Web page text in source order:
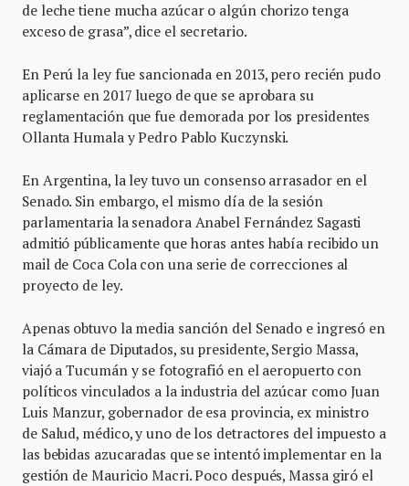
de leche tiene mucha azúcar o algún chorizo tenga
exceso de grasa”, dice el secretario.
En Perú la ley fue sancionada en 2013, pero recién pudo
aplicarse en 2017 luego de que se aprobara su
reglamentación que fue demorada por los presidentes
Ollanta Humala y Pedro Pablo Kuczynski.
En Argentina, la ley tuvo un consenso arrasador en el
Senado. Sin embargo, el mismo día de la sesión
parlamentaria la senadora Anabel Fernández Sagasti
admitió públicamente que horas antes había recibido un
mail de Coca Cola con una serie de correcciones al
proyecto de ley.
Apenas obtuvo la media sanción del Senado e ingresó en
la Cámara de Diputados, su presidente, Sergio Massa,
viajó a Tucumán y se fotografió en el aeropuerto con
políticos vinculados a la industria del azúcar como Juan
Luis Manzur, gobernador de esa provincia, ex ministro
de Salud, médico, y uno de los detractores del impuesto a
las bebidas azucaradas que se intentó implementar en la
gestión de Mauricio Macri. Poco después, Massa giró el